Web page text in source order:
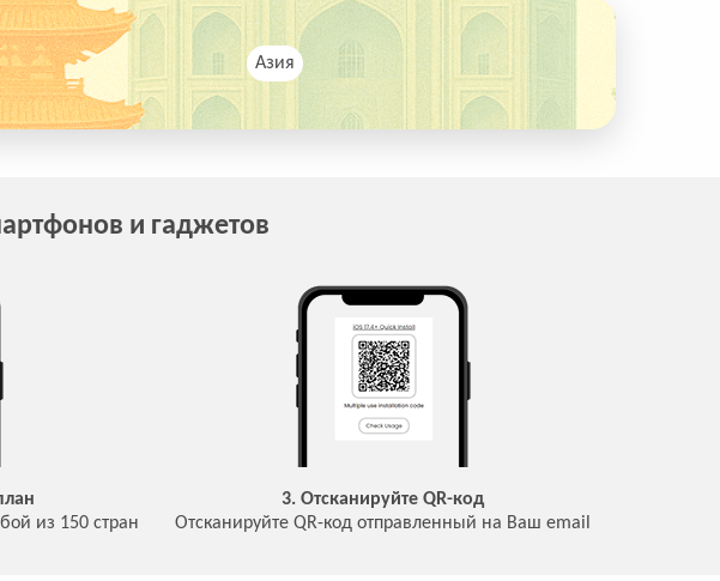
Азия
и гаджетов
из 150 стран
3. Отсканируйте QR-код
Отсканируйте QR-код отправленный на Ваш email